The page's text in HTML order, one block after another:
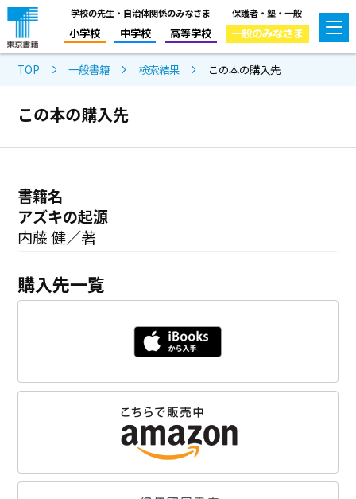
学校の先生・自治体関係のみなさま
小学校 中学校 高等学校
保護者・塾・一般
一般のみなさま
TOP 一般書籍 検索結果 この本の購入先
この本の購入先
書籍名
アズキの起源
内藤 健／著
購入先一覧